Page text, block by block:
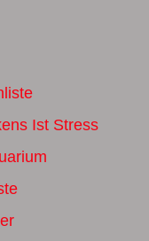
Ist Stress